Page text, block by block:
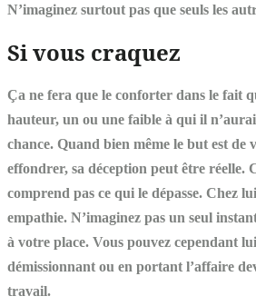
N’imaginez surtout pas que seuls les
Si vous craquez
Ça ne fera que le conforter dans le fait
hauteur, un ou une faible à qui il
chance. Quand bien même le but est de
effondrer, sa déception peut être réelle.
comprend pas ce qui le dépasse. Chez
empathie. N’imaginez pas un seul
à votre place. Vous pouvez cependant
démissionnant ou en portant l’affaire
travail.